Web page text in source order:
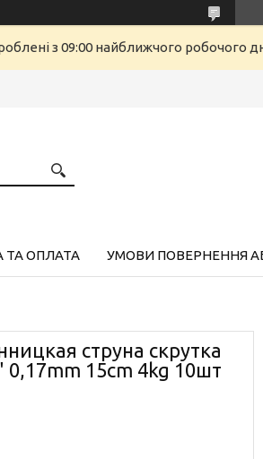
з 09:00 найближчого робочого
ТА ОПЛАТА УМОВИ ПОВЕРНЕННЯ
струна скрутка
15сm 4kg 10шт